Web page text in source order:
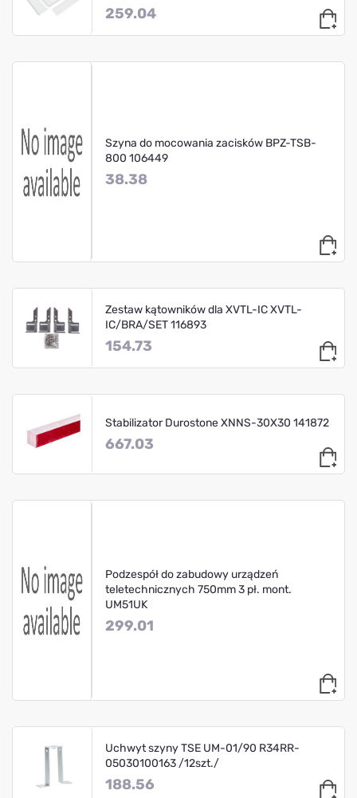
259.04
Szyna do mocowania zacisków BPZ-TSB-
800 106449
38.38
Zestaw kątowników dla XVTL-IC XVTL-
IC/BRA/SET 116893
154.73
Stabilizator Durostone XNNS-30X30 141872
667.03
Podzespół do zabudowy urządzeń
teletechnicznych 750mm 3 pł. mont.
UM51UK
299.01
Uchwyt szyny TSE UM-01/90 R34RR-
05030100163 /12szt./
188.56